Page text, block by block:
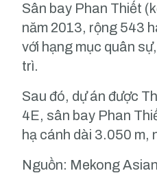
Sân bay Phan Thiết
năm 2013, rộng 543
với hạng mục quân
trì.
Sau đó, dự án được
4E, sân bay Phan
hạ cánh dài 3.050 m,
Nguồn: Mekong Asian